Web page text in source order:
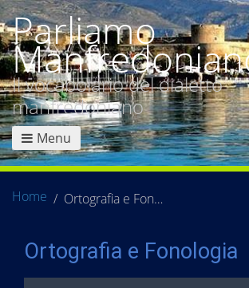
Parliamo
Il vocabolario del dialetto
manfredoniano
Menu
Home Ortografia e Fonologia
Ortografia e Fonologia